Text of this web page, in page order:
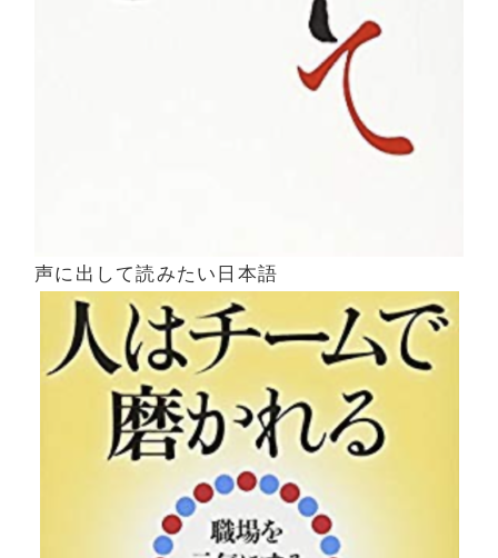
声に出して読みたい日本語